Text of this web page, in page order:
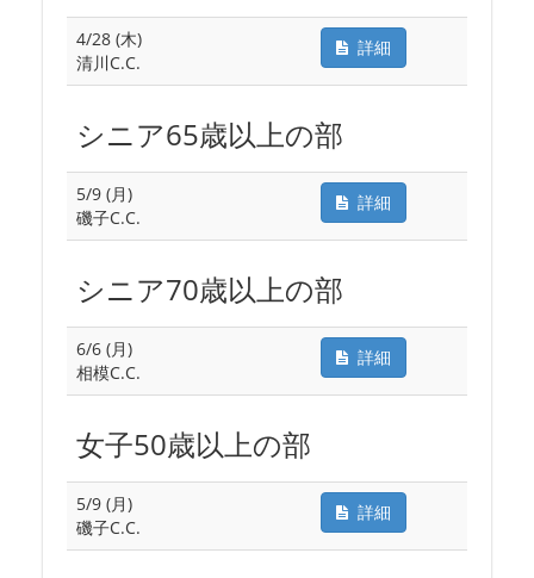
4/28 (木)
清川C.C.
詳細
シニア65歳以上の部
5/9 (月)
磯子C.C.
詳細
シニア70歳以上の部
6/6 (月)
相模C.C.
詳細
女子50歳以上の部
5/9 (月)
磯子C.C.
詳細